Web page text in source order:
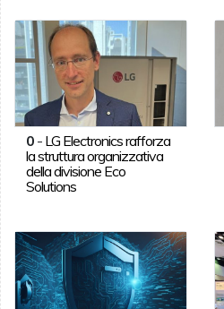
0- LG Electronics rafforza
la struttura organizzativa
della divisione Eco
Solutions